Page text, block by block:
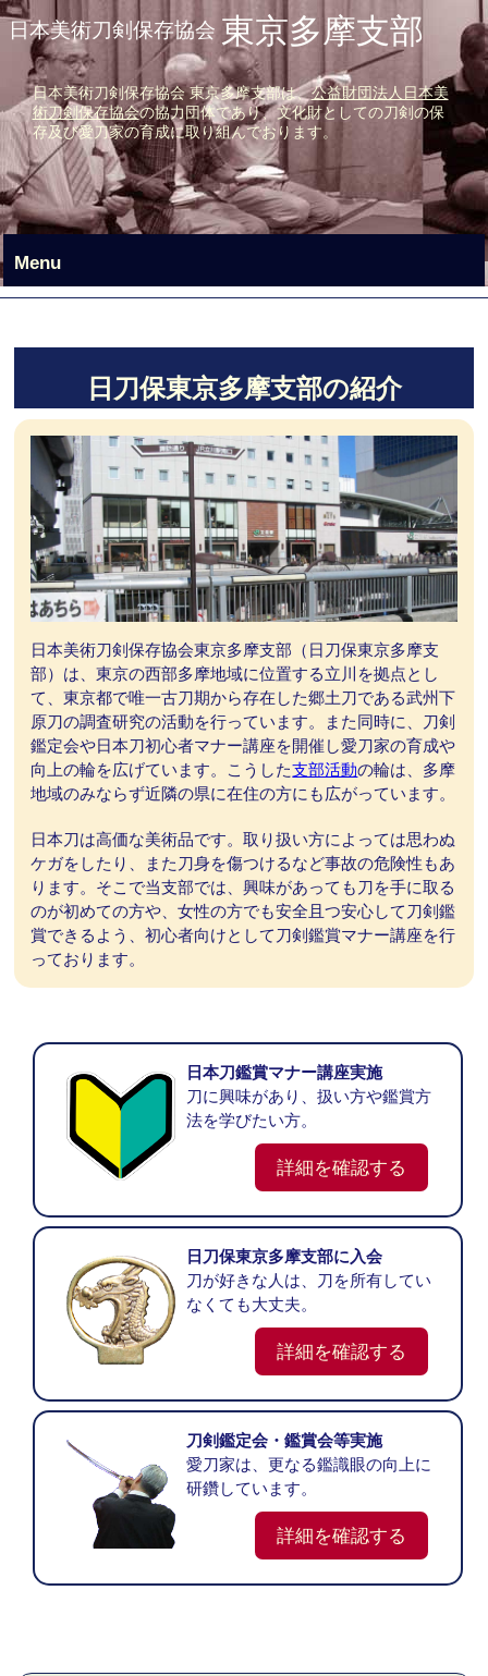
日本美術刀剣保存協会 東京多摩支部
日本美術刀剣保存協会 東京多摩支部は、公益財団法人日本美
術刀剣保存協会の協力団体であり、文化財としての刀剣の保
存及び愛刀家の育成に取り組んでおります。
Menu
日刀保東京多摩支部の紹介
日本美術刀剣保存協会東京多摩支部（日刀保東京多摩支
部）は、東京の西部多摩地域に位置する立川を拠点とし
て、東京都で唯一古刀期から存在した郷土刀である武州下
原刀の調査研究の活動を行っています。また同時に、刀剣
鑑定会や日本刀初心者マナー講座を開催し愛刀家の育成や
向上の輪を広げています。こうした支部活動の輪は、多摩
地域のみならず近隣の県に在住の方にも広がっています。
日本刀は高価な美術品です。取り扱い方によっては思わぬ
ケガをしたり、また刀身を傷つけるなど事故の危険性もあ
ります。そこで当支部では、興味があっても刀を手に取る
のが初めての方や、女性の方でも安全且つ安心して刀剣鑑
賞できるよう、初心者向けとして刀剣鑑賞マナー講座を行
っております。
日本刀鑑賞マナー講座実施
刀に興味があり、扱い方や鑑賞方
法を学びたい方。
詳細を確認する
日刀保東京多摩支部に入会
刀が好きな人は、刀を所有してい
なくても大丈夫。
詳細を確認する
刀剣鑑定会・鑑賞会等実施
愛刀家は、更なる鑑識眼の向上に
研鑽しています。
詳細を確認する